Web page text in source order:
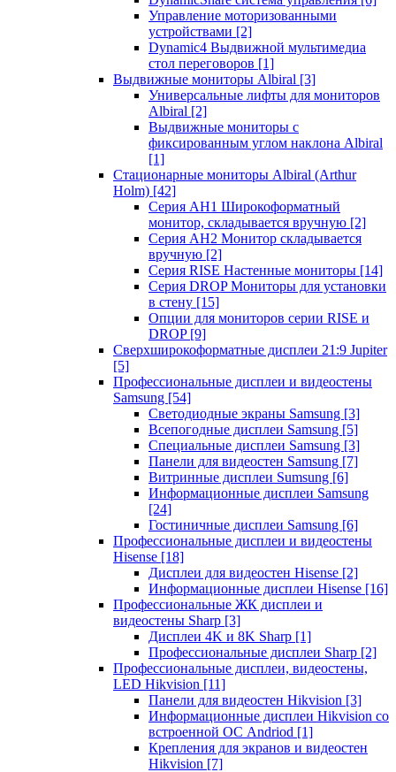
Управление моторизованными
устройствами [2]
Dynamic4 Выдвижной мультимедиа
стол переговоров [1]
Выдвижные мониторы Albiral [3]
Универсальные лифты для мониторов
Albiral [2]
Выдвижные мониторы с
фиксированным углом наклона Albiral
[1]
Стационарные мониторы Albiral (Arthur
Holm) [42]
Серия AH1 Широкоформатный
монитор, складывается вручную [2]
Серия AH2 Монитор складывается
вручную [2]
Серия RISE Настенные мониторы [14]
Серия DROP Мониторы для установки
в стену [15]
Опции для мониторов серии RISE и
DROP [9]
Сверхширокоформатные дисплеи 21:9 Jupiter
[5]
Профессиональные дисплеи и видеостены
Samsung [54]
Светодиодные экраны Samsung [3]
Всепогодные дисплеи Samsung [5]
Специальные дисплеи Samsung [3]
Панели для видеостен Samsung [7]
Витринные дисплеи Sumsung [6]
Информационные дисплеи Samsung
[24]
Гостиничные дисплеи Samsung [6]
Профессиональные дисплеи и видеостены
Hisense [18]
Дисплеи для видеостен Hisense [2]
Информационные дисплеи Hisense [16]
Профессиональные ЖК дисплеи и
видеостены Sharp [3]
Дисплеи 4K и 8K Sharp [1]
Профессиональные дисплеи Sharp [2]
Профессиональные дисплеи, видеостены,
LED Hikvision [11]
Панели для видеостен Hikvision [3]
Информационные дисплеи Hikvision со
встроенной ОС Andriod [1]
Крепления для экранов и видеостен
Hikvision [7]